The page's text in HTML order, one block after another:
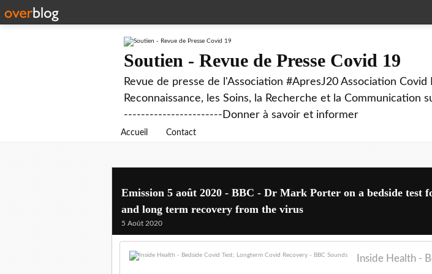
Soutien - Revue de Presse Covid 19
Revue de presse de l'Association #ApresJ20 Association
Reconnaissance, les Soins, la Recherche et la
-----------------------Donner à savoir et informer
Accueil Contact
Emission 5 août 2020 - BBC - Dr Mark Porter on a bedside test
and long term recovery from the virus
5 Août 2020